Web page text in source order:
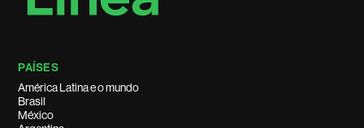
PAÍSES
América Latina e o mundo
Brasil
México